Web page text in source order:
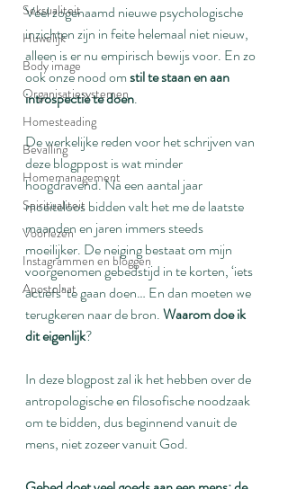
Seksualiteit
Huwelijk
Body image
Organisatiesystemen
Homesteading
Bevalling
Homemanagement
Spiritualiteit
Voorlezen
Instagrammen en bloggen
Apostolaat
Veel zogenaamd nieuwe psychologische
inzichten zijn in feite helemaal niet nieuw,
alleen is er nu empirisch bewijs voor. En zo
ook onze nood om stil te staan en aan
introspectie te doen.
De werkelijke reden voor het schrijven van
deze blogppost is wat minder
hoogdravend. Na een aantal jaar
moeiteloos bidden valt het me de laatste
maanden en jaren immers steeds
moeilijker. De neiging bestaat om mijn
voorgenomen gebedstijd in te korten, ‘iets
actiefs’ te gaan doen… En dan moeten we
terugkeren naar de bron. Waarom doe ik
dit eigenlijk?
In deze blogpost zal ik het hebben over de
antropologische en filosofische noodzaak
om te bidden, dus beginnend vanuit de
mens, niet zozeer vanuit God.